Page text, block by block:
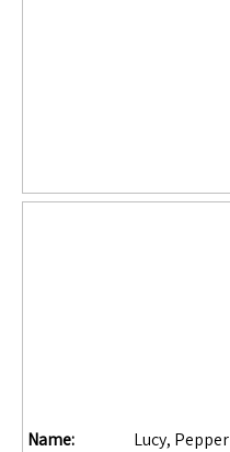
Name: Lucy, Pepper